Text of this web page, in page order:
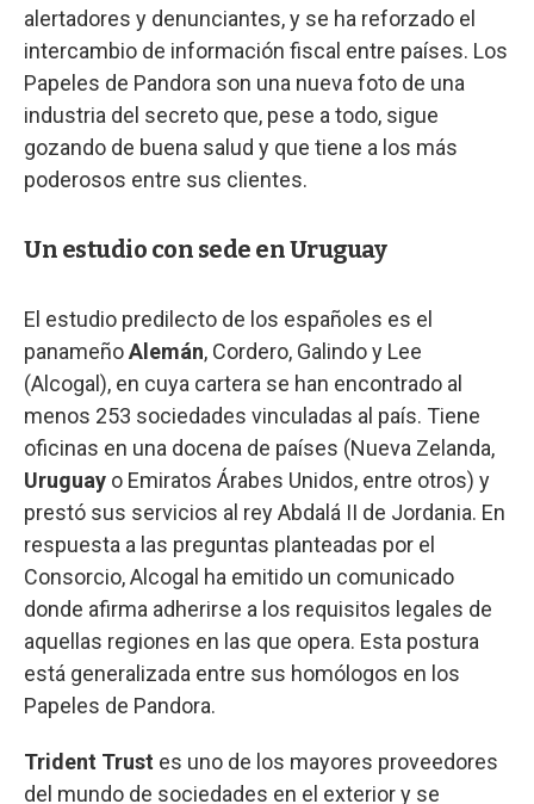
alertadores y denunciantes, y se ha reforzado el
intercambio de información fiscal entre países. Los
Papeles de Pandora son una nueva foto de una
industria del secreto que, pese a todo, sigue
gozando de buena salud y que tiene a los más
poderosos entre sus clientes.
Un estudio con sede en Uruguay
El estudio predilecto de los españoles es el
panameñoAlemán, Cordero, Galindo y Lee
(Alcogal), en cuya cartera se han encontrado al
menos 253 sociedades vinculadas al país. Tiene
oficinas en una docena de países (Nueva Zelanda,
Uruguay o Emiratos Árabes Unidos, entre otros) y
prestó sus servicios al rey Abdalá II de Jordania. En
respuesta a las preguntas planteadas por el
Consorcio, Alcogal ha emitido un comunicado
donde afirma adherirse a los requisitos legales de
aquellas regiones en las que opera. Esta postura
está generalizada entre sus homólogos en los
Papeles de Pandora.
Trident Trust es uno de los mayores proveedores
del mundo de sociedades en el exterior y se